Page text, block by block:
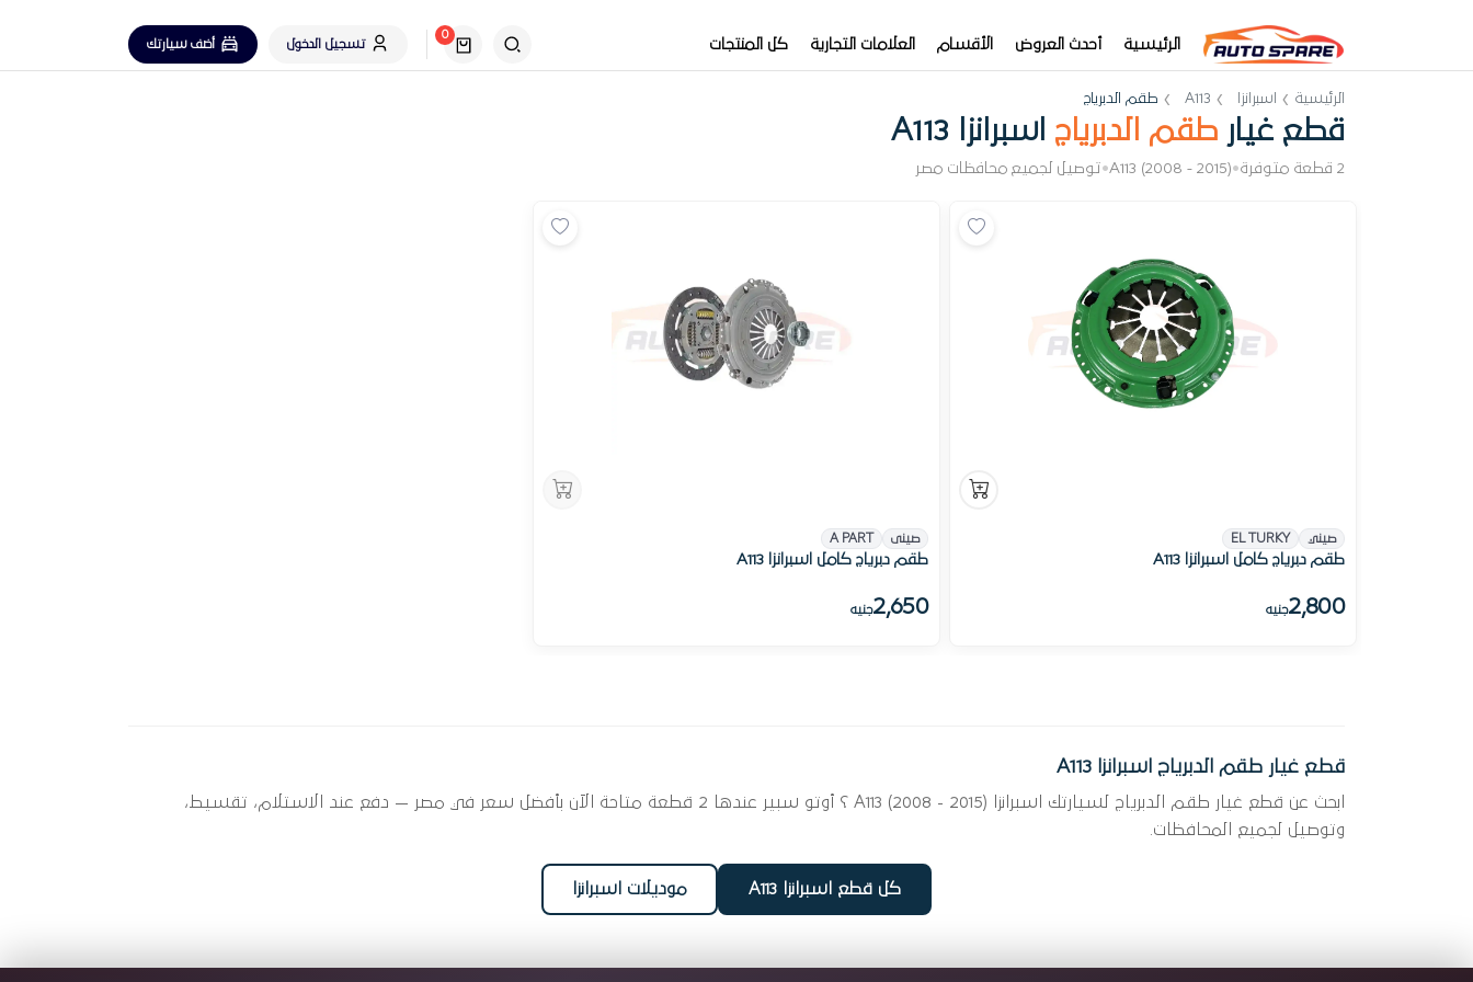
الرئيسية أحدث العروض الأقسام العلامات التجارية كل المنتجات
0
تسجيل الدخول
أضف سيارتك
الرئيسية اسبرانزا A113 طقم الدبرياج
قطع غيار طقم الدبرياج اسبرانزا A113
2 قطعة متوفرة •
A113 (2008 - 2015)
•توصيل لجميع محافظات مصر
صيني EL TURKY
طقم دبرياج كامل اسبرانزا A113
2,800جنيه
نفذت الكمية
صينى A PART
طقم دبرياج كامل اسبرانزا A113
2,650جنيه
قطع غيار طقم الدبرياج اسبرانزا A113
ابحث عن قطع غيار طقم الدبرياج لسيارتك اسبرانزا A113 (2008 - 2015) ؟ أوتو سبير عندها 2 قطعة متاحة الآن بأفضل سعر في مصر — دفع عند الاستلام، تقسيط،
وتوصيل لجميع المحافظات.
كل قطع اسبرانزا A113 موديلات اسبرانزا